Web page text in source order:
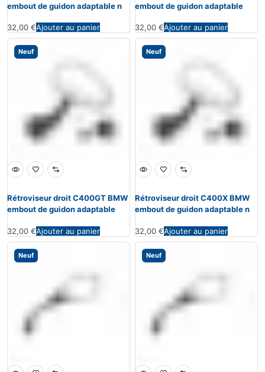
embout de guidon adaptable n
32,00 €Ajouter au panier
embout de guidon adaptable
32,00 €Ajouter au panier
Neuf
Rétroviseur droit C400GT BMW
embout de guidon adaptable
32,00 €Ajouter au panier
Neuf
Rétroviseur droit C400X BMW
embout de guidon adaptable n
32,00 €Ajouter au panier
Neuf Neuf